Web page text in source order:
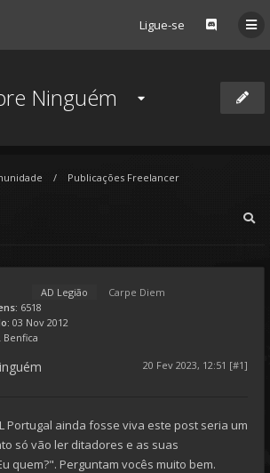
Ligue-se
Ninguém
Publicações Freelancer
AD Legião
Carpe Diem
6518
03 Nov 2012
Benfica
20 Fev 2023, 12:51 [#1]
Portugal ainda fosse viva este post seria um
só vão ler ditadores e as suas
quem?". Perguntam vocês muito bem.